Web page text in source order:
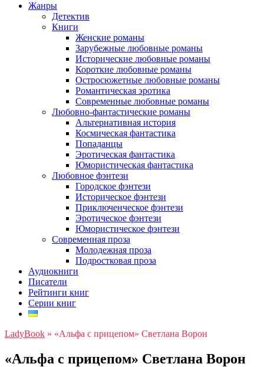
Жанры
Детектив
Книги
Женские романы
Зарубежные любовные романы
Исторические любовные романы
Короткие любовные романы
Остросюжетные любовные романы
Романтическая эротика
Современные любовные романы
Любовно-фантастические романы
Альтернативная история
Космическая фантастика
Попаданцы
Эротическая фантастика
Юмористическая фантастика
Любовное фэнтези
Городское фэнтези
Историческое фэнтези
Приключенческое фэнтези
Эротическое фэнтези
Юмористическое фэнтези
Современная проза
Молодежная проза
Подростковая проза
Аудиокниги
Писатели
Рейтинги книг
Серии книг
LadyBook » «Альфа с прицепом» Светлана Ворон
«Альфа с прицепом» Светлана Ворон